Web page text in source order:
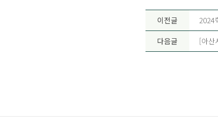
이전글 2024
다음글 [아산